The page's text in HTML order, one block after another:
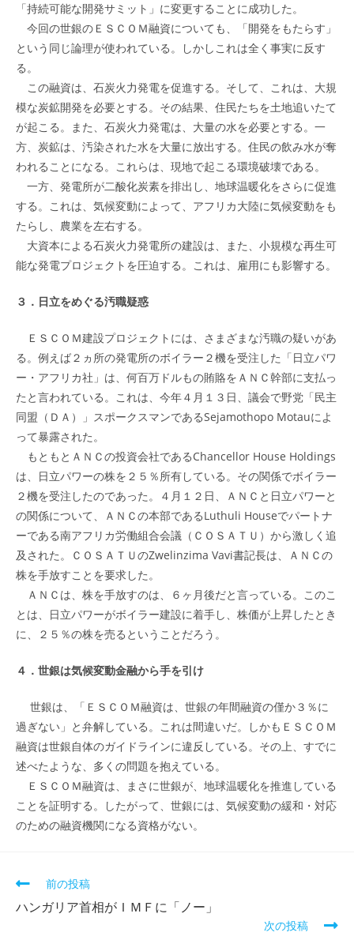
「持続可能な開発サミット」に変更することに成功した。
今回の世銀のＥＳＣＯＭ融資についても、「開発をもたらす」
という同じ論理が使われている。しかしこれは全く事実に反す
る。
この融資は、石炭火力発電を促進する。そして、これは、大規
模な炭鉱開発を必要とする。その結果、住民たちを土地追いたて
が起こる。また、石炭火力発電は、大量の水を必要とする。一
方、炭鉱は、汚染された水を大量に放出する。住民の飲み水が奪
われることになる。これらは、現地で起こる環境破壊である。
一方、発電所が二酸化炭素を排出し、地球温暖化をさらに促進
する。これは、気候変動によって、アフリカ大陸に気候変動をも
たらし、農業を左右する。
大資本による石炭火力発電所の建設は、また、小規模な再生可
能な発電プロジェクトを圧迫する。これは、雇用にも影響する。
３．日立をめぐる汚職疑惑
ＥＳＣＯＭ建設プロジェクトには、さまざまな汚職の疑いがあ
る。例えば２ヵ所の発電所のボイラー２機を受注した「日立パワ
ー・アフリカ社」は、何百万ドルもの賄賂をＡＮＣ幹部に支払っ
たと言われている。これは、今年４月１３日、議会で野党「民主
同盟（ＤＡ）」スポークスマンであるSejamothopo Motauによ
って暴露された。
もともとＡＮＣの投資会社であるChancellor House Holdings
は、日立パワーの株を２５％所有している。その関係でボイラー
２機を受注したのであった。４月１２日、ＡＮＣと日立パワーと
の関係について、ＡＮＣの本部であるLuthuli Houseでパートナ
ーである南アフリカ労働組合会議（ＣＯＳＡＴＵ）から激しく追
及された。ＣＯＳＡＴＵのZwelinzima Vavi書記長は、ＡＮＣの
株を手放すことを要求した。
ＡＮＣは、株を手放すのは、６ヶ月後だと言っている。このこ
とは、日立パワーがボイラー建設に着手し、株価が上昇したとき
に、２５％の株を売るということだろう。
４．世銀は気候変動金融から手を引け
世銀は、「ＥＳＣＯＭ融資は、世銀の年間融資の僅か３％に
過ぎない」と弁解している。これは間違いだ。しかもＥＳＣＯＭ
融資は世銀自体のガイドラインに違反している。その上、すでに
述べたような、多くの問題を抱えている。
ＥＳＣＯＭ融資は、まさに世銀が、地球温暖化を推進している
ことを証明する。したがって、世銀には、気候変動の緩和・対応
のための融資機関になる資格がない。
そ
他
前の投稿
ハンガリア首相がＩＭＦに「ノー」
次の投稿